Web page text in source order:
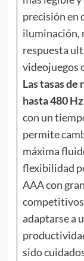
precisión en
iluminación,
respuesta
videojuegos
Las tasas
hasta 480
con un
permite
máxima
flexibilidad
AAA con
competitivos
adaptarse a
sido